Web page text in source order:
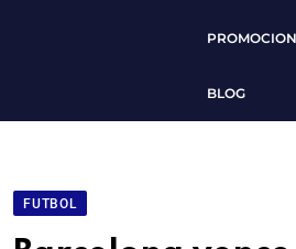
BLOG
FUTBOL